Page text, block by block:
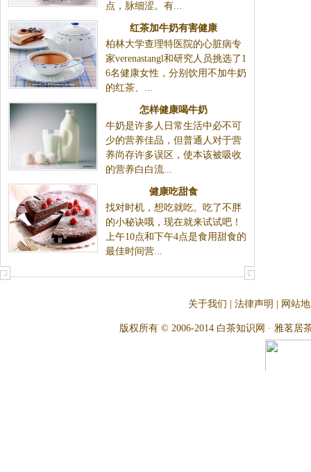
点，脉细涩。有...
红茶加牛奶有害健康
柏林大学查理特医院的心脏病专
家verenastangl和研究人员挑选了1
6名健康女性，分别饮用不加牛奶
的红茶、...
怎样健康喝牛奶
牛奶是许多人日常生活中必不可
少的营养佳品，但普通人对于营
养尚存许多误区，使本该被吸收
的营养白白流...
健康吃甜食
找对时机，想吃就吃。吃了不胖
的小秘诀哦，现在就来试试吧！
上午10点和下午4点是食用甜食的
最佳时间营...
关于我们 法律声明 网站
版权所有 © 2006-2014 白茶知识网 · 雅茗居